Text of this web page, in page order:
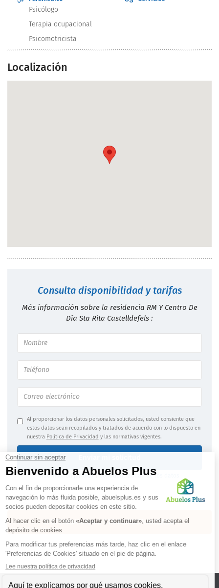
Psicólogo
Terapia ocupacional
Psicomotricista
Localización
Consulta disponibilidad y tarifas
Más información sobre la residencia RM Y Centro De
Día Sta Rita Castelldefels :
Al proporcionar los datos personales solicitados, usted consiente que
estos datos sean recopilados y tratados de acuerdo con lo dispuesto en
nuestra Política de Privacidad y las normativas vigentes.
Información jurídica|Confidencialidad de los datos
OBTENGA UNA LISTA PERSONALIZADA